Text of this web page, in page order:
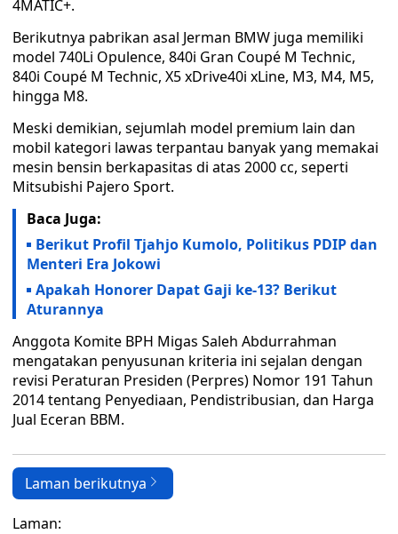
4MATIC+.
Berikutnya pabrikan asal Jerman BMW juga memiliki
model 740Li Opulence, 840i Gran Coupé M Technic,
840i Coupé M Technic, X5 xDrive40i xLine, M3, M4, M5,
hingga M8.
Meski demikian, sejumlah model premium lain dan
mobil kategori lawas terpantau banyak yang memakai
mesin bensin berkapasitas di atas 2000 cc, seperti
Mitsubishi Pajero Sport.
Baca Juga:
Berikut Profil Tjahjo Kumolo, Politikus PDIP dan
Menteri Era Jokowi
Apakah Honorer Dapat Gaji ke-13? Berikut
Aturannya
Anggota Komite BPH Migas Saleh Abdurrahman
mengatakan penyusunan kriteria ini sejalan dengan
revisi Peraturan Presiden (Perpres) Nomor 191 Tahun
2014 tentang Penyediaan, Pendistribusian, dan Harga
Jual Eceran BBM.
Laman berikutnya
Laman: